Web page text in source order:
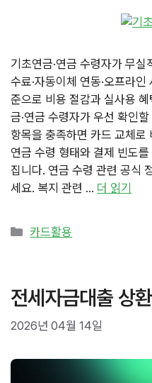
기초연금·연금 수령자가 무
수료·자동이체 연동·오프라
준으로 비용 절감과 실사용
금·연금 수령자가 우선 확인
항목을 충족하면 카드 교체로
연금 수령 형태와 결제 빈도
집니다. 연금 수령 관련 공식
세요. 복지 관련 … 더 읽기
카
카드활용
전세자금대출 상
2026년 04월 14일